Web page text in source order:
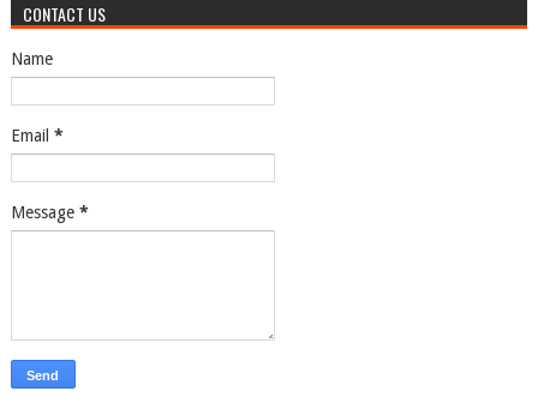
CONTACT US
Name
Email *
Message *